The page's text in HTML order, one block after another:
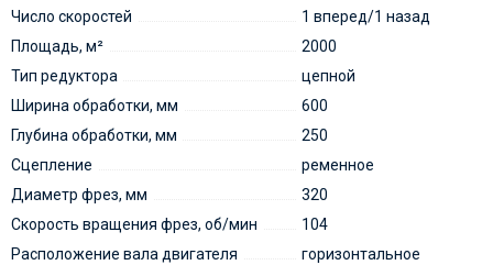
Число скоростей
1 вперед/1 назад
Площадь, м²
2000
Тип редуктора
цепной
Ширина обработки, мм
600
Глубина обработки, мм
250
Сцепление
ременное
Диаметр фрез, мм
320
Скорость вращения фрез, об/мин
104
Расположение вала двигателя
горизонтальное